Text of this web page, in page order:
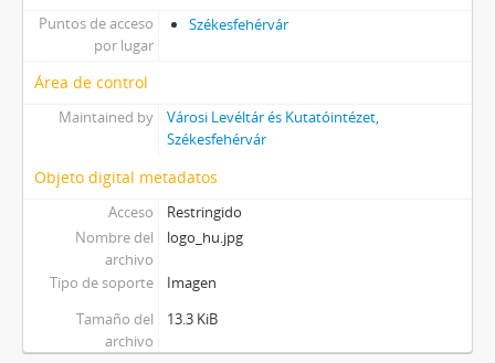
Puntos de acceso
por lugar
Székesfehérvár
Área de control
Maintained by
Városi Levéltár és Kutatóintézet,
Székesfehérvár
Objeto digital metadatos
Acceso
Restringido
Nombre del
archivo
logo_hu.jpg
Tipo de soporte
Imagen
Tamaño del
archivo
13.3 KiB